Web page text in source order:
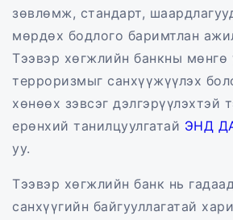
зөвлөмж, стандарт,
мөрдөх бодлого баримтлан
Тээвэр хөгжлийн банкны мөнгө
терроризмыг санхүүжүүлэх
хөнөөх зэвсэг дэлгэрүүлэхтэй
ерөнхий танилцуулгатай ЭНД
уу.
Тээвэр хөгжлийн банк нь
санхүүгийн байгууллагатай